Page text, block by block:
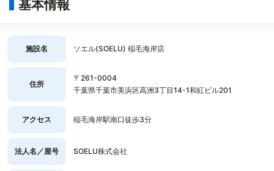
基本情報
施設名 ソエル(SOELU) 稲毛海岸店
住所
〒261-0004
千葉県千葉市美浜区高洲3丁目14-1和紅ビル201
アクセス 稲毛海岸駅南口徒歩3分
法人名／屋号 SOELU株式会社